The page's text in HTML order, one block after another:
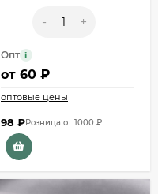
- +
Опт i
от 60 ₽
оптовые цены
98 ₽Розница от 1000 ₽